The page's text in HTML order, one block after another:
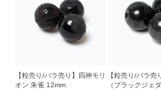
【粒売り/バラ売り】四神モリ
オン 朱雀 12mm
【粒売り/バラ売
（ブラックジェ